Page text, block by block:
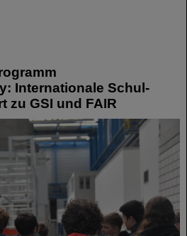
Internationale Schul-
zu GSI und FAIR